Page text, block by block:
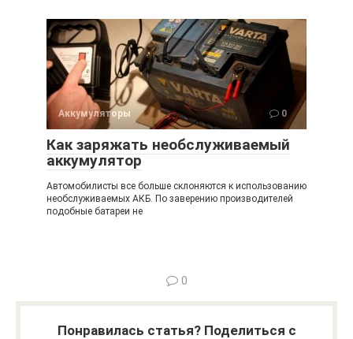
Аккумуляторы 0
Как заряжать необслуживаемый
аккумулятор
Автомобилисты все больше склоняются к использованию
необслуживаемых АКБ. По заверению производителей
подобные батареи не
0
Понравилась статья? Поделиться с